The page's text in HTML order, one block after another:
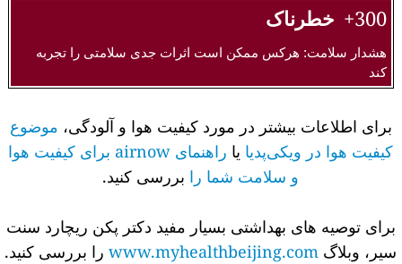
300+ خطرناک
هشدار سلامت: هرکس ممکن است اثرات جدی سلامتی را تجربه
کند
برای اطلاعات بیشتر در مورد کیفیت هوا و آلودگی، موضوع
کیفیت هوا در ویکی‌پدیایا
راهنمای airnow برای کیفیت هوا
و سلامت شما را بررسی کنید.
برای توصیه های بهداشتی بسیار مفید دکتر پکن ریچارد سنت
سیر، وبلاگ www.myhealthbeijing.comرا بررسی کنید.